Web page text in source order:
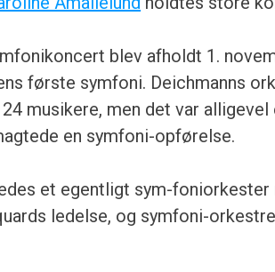
blev afholdt 1.
første symfoni. Deichmanns
musikere, men det var
en symfoni-opførelse.
et egentligt sym-foniorkester
ledelse, og symfoni-